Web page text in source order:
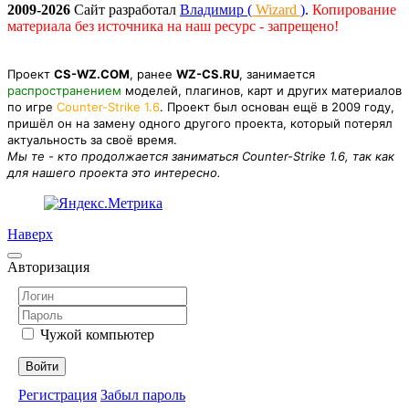
2009-2026 Сайт разработал Владимир ( Wizard ). Копирование
материала без источника на наш ресурс - запрещено!
Проект CS-WZ.COM, ранее WZ-CS.RU, занимается
распространением моделей, плагинов, карт и других материалов
по игре Counter-Strike 1.6. Проект был основан ещё в 2009 году,
пришёл он на замену одного другого проекта, который потерял
актуальность за своё время.
Мы те - кто продолжается заниматься Counter-Strike 1.6, так как
для нашего проекта это интересно.
Наверх
Авторизация
Чужой компьютер
Войти
Регистрация Забыл пароль